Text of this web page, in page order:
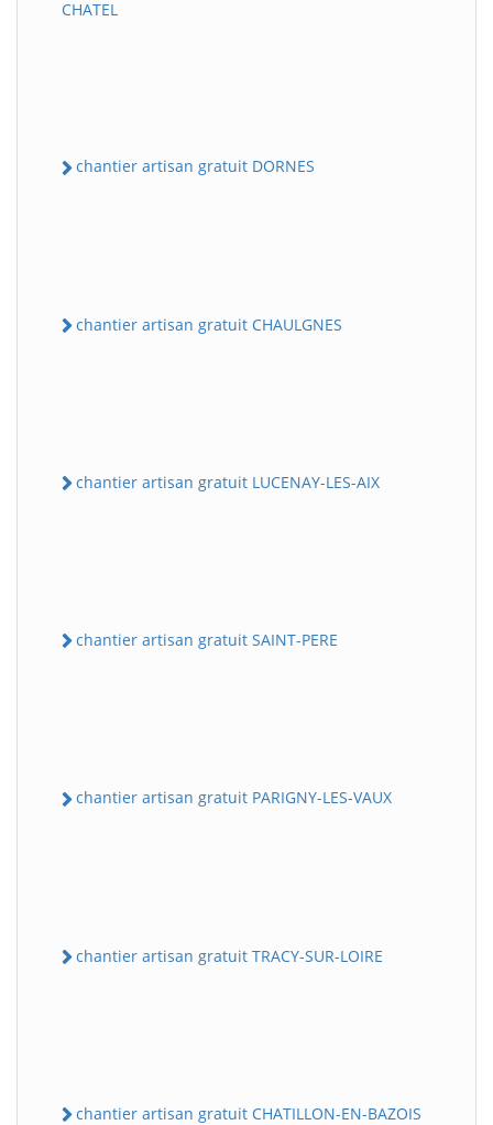
CHATEL
chantier artisan gratuit DORNES
chantier artisan gratuit CHAULGNES
chantier artisan gratuit LUCENAY-LES-AIX
chantier artisan gratuit SAINT-PERE
chantier artisan gratuit PARIGNY-LES-VAUX
chantier artisan gratuit TRACY-SUR-LOIRE
chantier artisan gratuit CHATILLON-EN-BAZOIS